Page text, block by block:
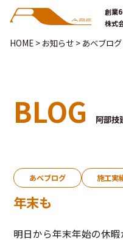
創業
株式
HOME> お知らせ> あべブログ
BLOG 阿部技
あべブログ 施工実
年末も
明日から年末年始の休